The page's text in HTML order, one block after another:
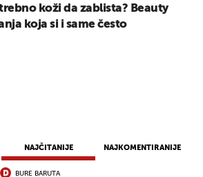
NAJČITANIJE NAJKOMENTIRANIJE
BURE BARUTA
koži da zablista? Beauty
koja si i same često